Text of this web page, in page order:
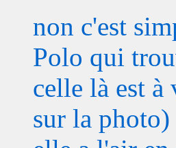
non c'est
Polo qui
celle là est
sur la photo)